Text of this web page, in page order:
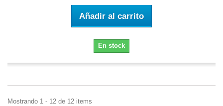
Añadir al carrito
En stock
Mostrando 1 - 12 de 12 items